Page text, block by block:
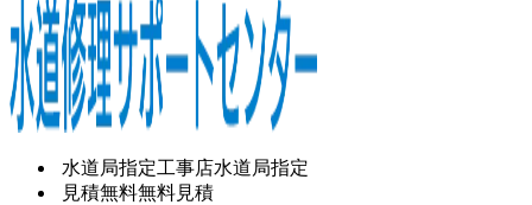
水道局指定工事店水道局指定
見積無料無料見積